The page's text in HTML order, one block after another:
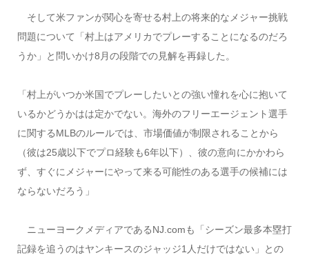
そして米ファンが関心を寄せる村上の将来的なメジャー挑戦
問題について「村上はアメリカでプレーすることになるのだろ
うか」と問いかけ8月の段階での見解を再録した。
「村上がいつか米国でプレーしたいとの強い憧れを心に抱いて
いるかどうかはは定かでない。海外のフリーエージェント選手
に関するMLBのルールでは、市場価値が制限されることから
（彼は25歳以下でプロ経験も6年以下）、彼の意向にかかわら
ず、すぐにメジャーにやって来る可能性のある選手の候補には
ならないだろう」
ニューヨークメディアであるNJ.comも「シーズン最多本塁打
記録を追うのはヤンキースのジャッジ1人だけではない」との